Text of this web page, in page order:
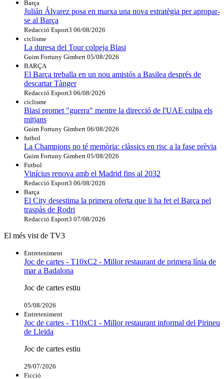
Barça
Julián Álvarez posa en marxa una nova estratègia per apropar-
se al Barça
Redacció Esport3 06/08/2026
ciclisme
La duresa del Tour colpeja Blasi
Guim Fortuny Gimbert 05/08/2026
BARÇA
El Barça treballa en un nou amistós a Basilea després de
descartar Tànger
Redacció Esport3 06/08/2026
ciclisme
Blasi promet "guerra" mentre la direcció de l'UAE culpa els
mitjans
Guim Fortuny Gimbert 06/08/2026
futbol
La Champions no té memòria: clàssics en risc a la fase prèvia
Guim Fortuny Gimbert 05/08/2026
Futbol
Vinícius renova amb el Madrid fins al 2032
Redacció Esport3 06/08/2026
Barça
El City desestima la primera oferta que li ha fet el Barça pel
traspàs de Rodri
Redacció Esport3 07/08/2026
El més vist de TV3
Entreteniment
Joc de cartes - T10xC2 - Millor restaurant de primera línia de
mar a Badalona
Joc de cartes estiu
05/08/2026
Entreteniment
Joc de cartes - T10xC1 - Millor restaurant informal del Pirineu
de Lleida
Joc de cartes estiu
29/07/2026
Ficció